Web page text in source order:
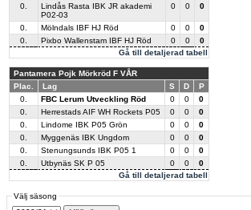
Gå till detaljerad tabell
0.
Lindås Rasta IBK JR akademi
P02-03
0 0 0
0. Mölndals IBF HJ Röd 0 0
0
0.
Pixbo Wallenstam IBF HJ Röd 0 0 0
Pantamera Pojk Mörkröd F VÅR
Plac.
Lag S D P
Gå till detaljerad tabell
0. FBC Lerum Utveckling Röd 0 0
0
0.
Herrestads AIF WH Rockets P05 0 0
0
0.
Lindome IBK P05 Grön 0 0
0
0.
Myggenäs IBK Ungdom 0 0
0
0.
Stenungsunds IBK P05 1 0 0
0
0.
Utbynäs SK P 05 0 0 0
Välj säsong